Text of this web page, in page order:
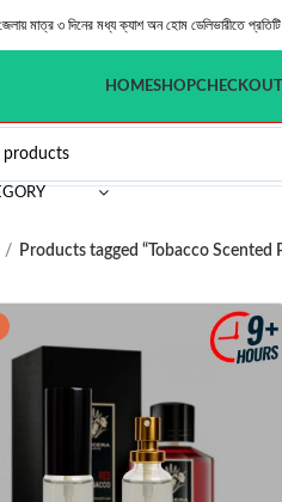
জেলায় মাত্র ৩ দিনের মধ্য ক্যাশ অন হোম ডেলিভারীতে
HOMESHOPCHECKOUT
Products tagged “Tobacco Scented